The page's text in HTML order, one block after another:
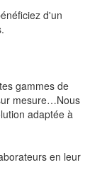
d'un
gammes de
mesure…Nous
adaptée à
en leur